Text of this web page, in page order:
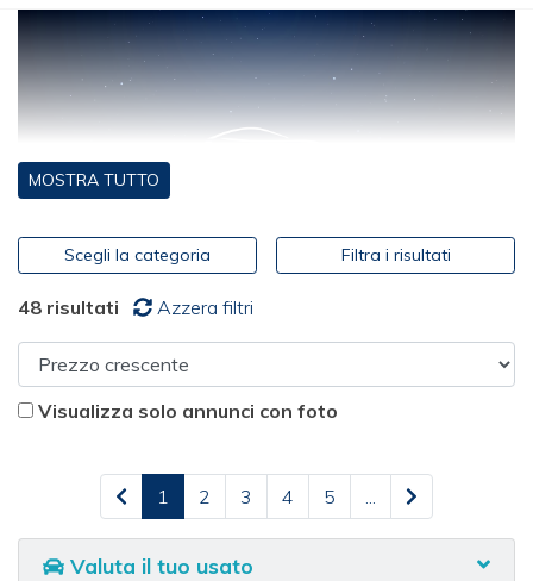
SCOPRI LA QUALITÀ FIRMATA F.LLI
LOVATO
Benvenuto nelnuovo Centro Auto Usate Fratelli
showroom troveraiun’ampia selezione di vetture usate
, tutte accuratamente controllate e certificate,
ideali per chi cerca auto usate sicure e affidabili a Verona e
provincia.
MOSTRA TUTTO
Scegli la categoria Filtra i risultati
48 risultati Azzera filtri
Visualizza solo annunci con foto
1 2 3 4 5 ...
Valuta il tuo usato